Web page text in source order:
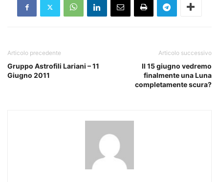
Articolo precedente
Gruppo Astrofili Lariani – 11
Giugno 2011
Articolo successivo
Il 15 giugno vedremo
finalmente una Luna
completamente scura?